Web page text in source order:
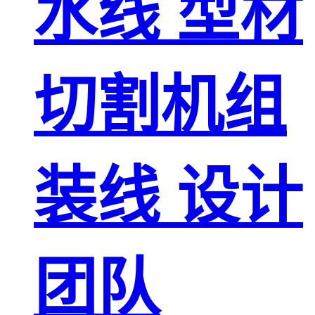
水线 型材
切割机组
装线 设计
团队